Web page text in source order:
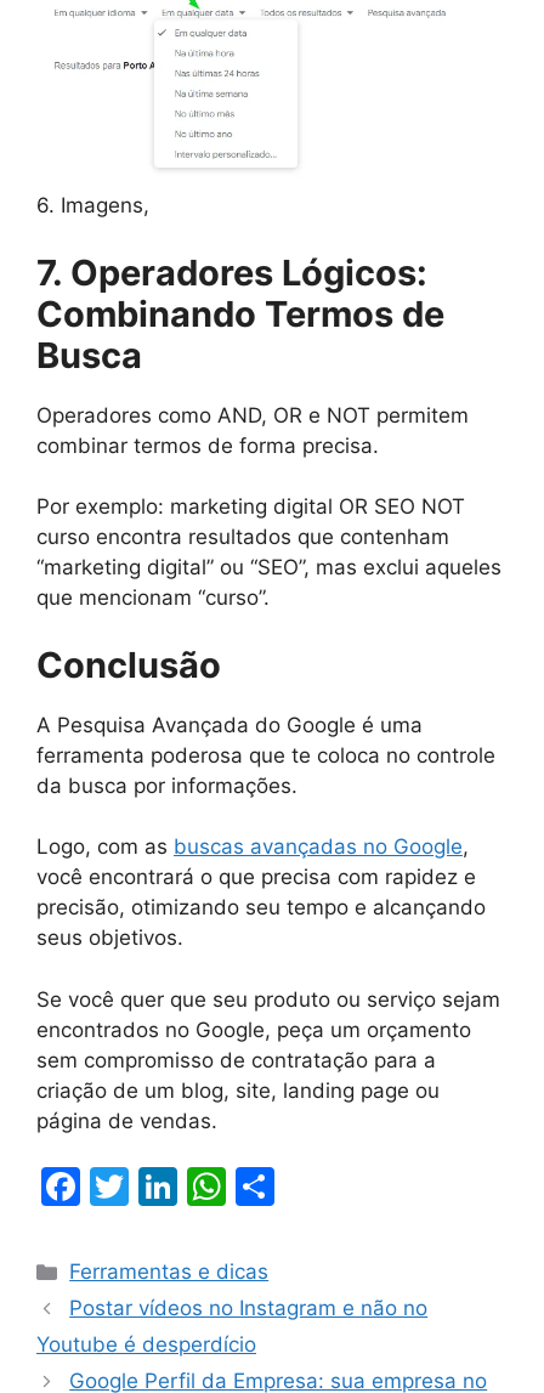
6. Imagens,
7. Operadores Lógicos:
Combinando Termos de
Busca
Operadores como AND, OR e NOT permitem
combinar termos de forma precisa.
Por exemplo: marketing digital OR SEO NOT
curso encontra resultados que contenham
“marketing digital” ou “SEO”, mas exclui aqueles
que mencionam “curso”.
Conclusão
A Pesquisa Avançada do Google é uma
ferramenta poderosa que te coloca no controle
da busca por informações.
Logo, com as buscas avançadas no Google,
você encontrará o que precisa com rapidez e
precisão, otimizando seu tempo e alcançando
seus objetivos.
Se você quer que seu produto ou serviço sejam
encontrados no Google, peça um orçamento
sem compromisso de contratação para a
criação de um blog, site, landing page ou
página de vendas.
F
c
e
b
o
T
itt
er
Li
k
e
dI
n
W
at
s
A
p
e
Ferramentas e dicas
Postar vídeos no Instagram e não no
Youtube é desperdício
Google Perfil da Empresa: sua empresa no